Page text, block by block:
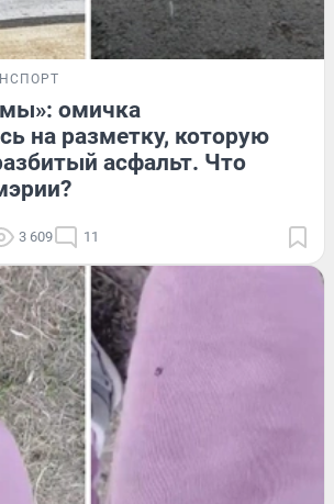
омичка
на разметку, которую
асфальт. Что
3 609 11